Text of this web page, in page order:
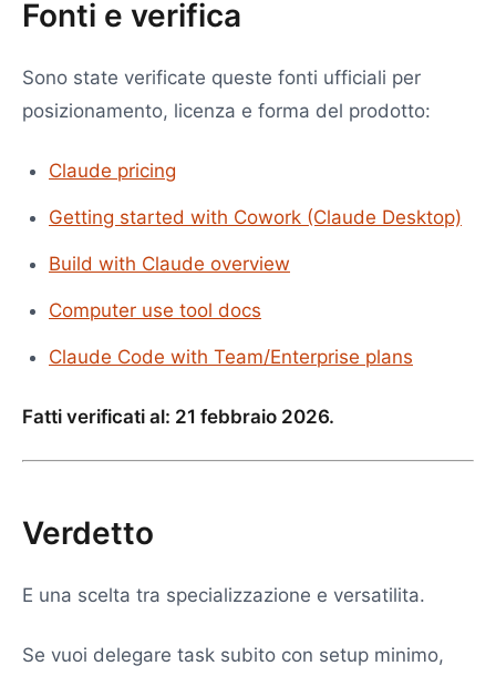
Fonti e verifica
Sono state verificate queste fonti ufficiali per
posizionamento, licenza e forma del prodotto:
Claude pricing
Getting started with Cowork (Claude Desktop)
Build with Claude overview
Computer use tool docs
Claude Code with Team/Enterprise plans
Fatti verificati al: 21 febbraio 2026.
Verdetto
E una scelta tra specializzazione e versatilita.
Se vuoi delegare task subito con setup minimo,